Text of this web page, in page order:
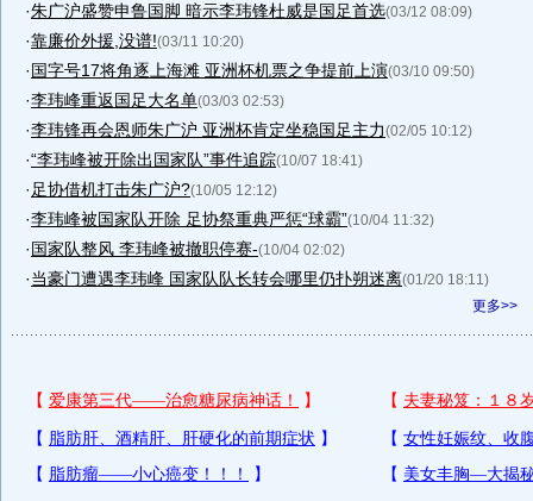
·朱广沪盛赞申鲁国脚 暗示李玮锋杜威是国足首选(03/12 08:09)
·靠廉价外援,没谱!(03/11 10:20)
·国字号17将角逐上海滩 亚洲杯机票之争提前上演(03/10 09:50)
·李玮峰重返国足大名单(03/03 02:53)
·李玮锋再会恩师朱广沪 亚洲杯肯定坐稳国足主力(02/05 10:12)
·“李玮峰被开除出国家队”事件追踪(10/07 18:41)
· 足协借机打击朱广沪?(10/05 12:12)
·李玮峰被国家队开除 足协祭重典严惩“球霸”(10/04 11:32)
·国家队整风 李玮峰被撤职停赛-(10/04 02:02)
·当豪门遭遇李玮峰 国家队队长转会哪里仍扑朔迷离(01/20 18:11)
更多>>